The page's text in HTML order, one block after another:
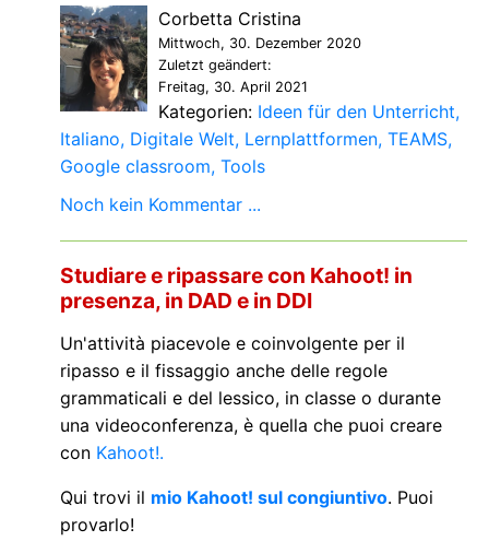
Corbetta Cristina
Mittwoch, 30. Dezember 2020
Zuletzt geändert:
Freitag, 30. April 2021
Kategorien: Ideen für den Unterricht
Italiano Digitale Welt Lernplattformen TEAMS
Google classroom Tools
Noch kein Kommentar ...
Studiare e ripassare con Kahoot! in
presenza, in DAD e in DDI
Un'attività piacevole e coinvolgente per il
ripasso e il fissaggio anche delle regole
grammaticali e del lessico, in classe o durante
una videoconferenza, è quella che puoi creare
con Kahoot!.
Qui trovi il mio Kahoot! sul congiuntivo. Puoi
provarlo!